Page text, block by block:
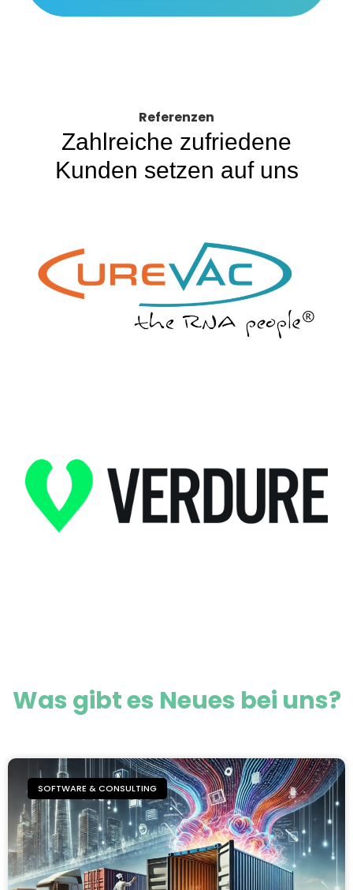
Referenzen
Zahlreiche zufriedene
Kunden setzen auf uns
Was gibt es Neues bei uns?
SOFTWARE & CONSULTING